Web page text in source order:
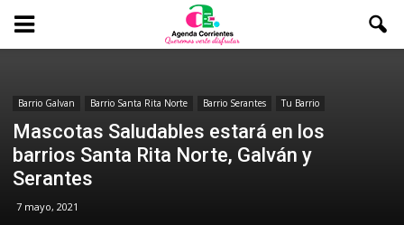
Barrio Galvan Barrio Santa Rita Norte Barrio Serantes Tu Barrio
Mascotas Saludables estará en los
barrios Santa Rita Norte, Galván y
Serantes
7 mayo, 2021